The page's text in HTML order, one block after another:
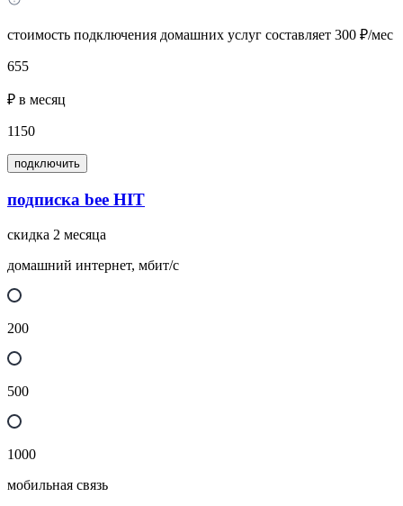
стоимость подключения домашних услуг составляет 300 ₽/мес
655
₽ в месяц
1150
подключить
подписка bee HIT
скидка 2 месяца
домашний интернет, мбит/с
200
500
1000
мобильная связь